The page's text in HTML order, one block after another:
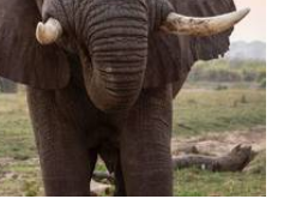
et réputée pour ses
arbres et le massif
est distant et
pour les personnes qui
battus.